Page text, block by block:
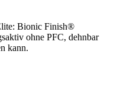
Bionic Finish®
ohne PFC, dehnbar
kann.